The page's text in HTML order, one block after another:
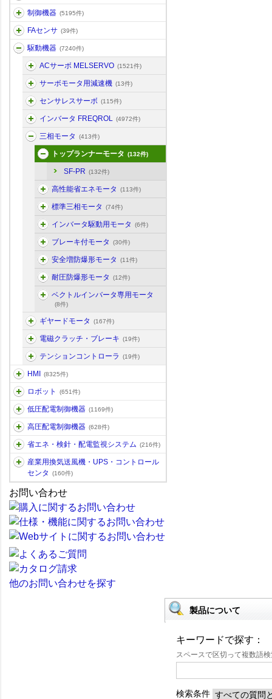
制御機器 (5195件)
FAセンサ (39件)
駆動機器 (7240件)
ACサーボ MELSERVO (1521件)
サーボモータ用減速機 (13件)
センサレスサーボ (115件)
インバータ FREQROL (4972件)
三相モータ (413件)
トップランナーモータ (132件)
SF-PR (132件)
高性能省エネモータ (113件)
標準三相モータ (74件)
インバータ駆動用モータ (6件)
ブレーキ付モータ (30件)
安全増防爆形モータ (11件)
耐圧防爆形モータ (12件)
ベクトルインバータ専用モータ
(8件)
ギヤードモータ (167件)
電磁クラッチ・ブレーキ (19件)
テンションコントローラ (19件)
HMI (8325件)
ロボット (651件)
低圧配電制御機器 (1169件)
高圧配電制御機器 (628件)
省エネ・検針・配電監視システム (216件)
産業用換気送風機・UPS・コントロール
センタ
(160件)
お問い合わせ
他のお問い合わせを探す
製品について
キーワードで探す：
スペースで区切って複数語
検索条件